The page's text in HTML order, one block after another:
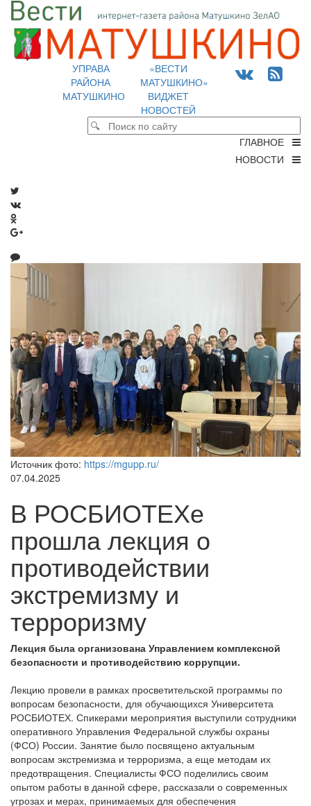
УПРАВА
РАЙОНА
МАТУШКИНО
«ВЕСТИ
МАТУШКИНО»
ВИДЖЕТ
НОВОСТЕЙ
ГЛАВНОЕ
НОВОСТИ
Источник фото: https://mgupp.ru/
07.04.2025
В РОСБИОТЕХе
прошла лекция о
противодействии
экстремизму и
терроризму
Лекция была организована Управлением комплексной
безопасности и противодействию коррупции.
Лекцию провели в рамках просветительской программы по
вопросам безопасности, для обучающихся Университета
РОСБИОТЕХ. Спикерами мероприятия выступили сотрудники
оперативного Управления Федеральной службы охраны
(ФСО) России. Занятие было посвящено актуальным
вопросам экстремизма и терроризма, а еще методам их
предотвращения. Специалисты ФСО поделились своим
опытом работы в данной сфере, рассказали о современных
угрозах и мерах, принимаемых для обеспечения